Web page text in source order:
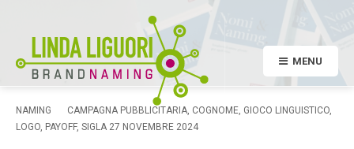
MENU
NAMING CAMPAGNA PUBBLICITARIA, COGNOME, GIOCO LINGUISTICO,
LOGO, PAYOFF, SIGLA 27 NOVEMBRE 2024